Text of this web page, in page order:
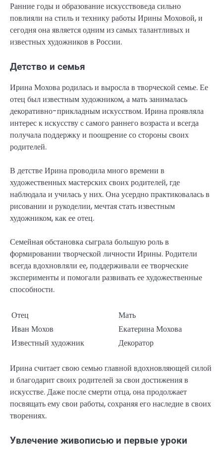
Ранние годы и образование искусствоведа сильно
повлияли на стиль и технику работы Ирины Моховой, и
сегодня она является одним из самых талантливых и
известных художников в России.
Детство и семья
Ирина Мохова родилась и выросла в творческой семье. Ее
отец был известным художником, а мать занималась
декоративно-прикладным искусством. Ирина проявляла
интерес к искусству с самого раннего возраста и всегда
получала поддержку и поощрение со стороны своих
родителей.
В детстве Ирина проводила много времени в
художественных мастерских своих родителей, где
наблюдала и училась у них. Она усердно практиковалась в
рисовании и рукоделии, мечтая стать известным
художником, как ее отец.
Семейная обстановка сыграла большую роль в
формировании творческой личности Ирины. Родители
всегда вдохновляли ее, поддерживали ее творческие
эксперименты и помогали развивать ее художественные
способности.
Отец
Мать
Иван Мохов
Екатерина Мохова
Известный художник
Декоратор
Ирина считает свою семью главной вдохновляющей силой
и благодарит своих родителей за свои достижения в
искусстве. Даже после смерти отца, она продолжает
посвящать ему свои работы, сохраняя его наследие в своих
творениях.
Увлечение живописью и первые уроки